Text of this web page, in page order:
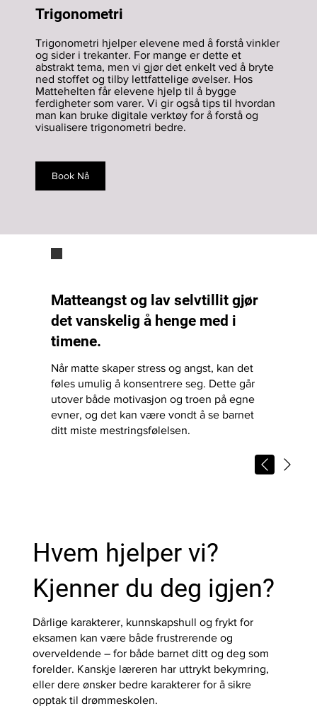
​Trigonometri
Trigonometri hjelper elevene med å forstå vinkler
og sider i trekanter. For mange er dette et
abstrakt tema, men vi gjør det enkelt ved å bryte
ned stoffet og tilby lettfattelige øvelser. Hos
Mattehelten får elevene hjelp til å bygge
ferdigheter som varer. Vi gir også tips til hvordan
man kan bruke digitale verktøy for å forstå og
visualisere trigonometri bedre.
Book Nå
Hvem hjelper vi?
Kjenner du deg igjen?
Dårlige karakterer, kunnskapshull og frykt for
eksamen kan være både frustrerende og
overveldende – for både barnet ditt og deg som
forelder. Kanskje læreren har uttrykt bekymring,
eller dere ønsker bedre karakterer for å sikre
opptak til drømmeskolen.
Matteangst og lav selvtillit gjør
det vanskelig å henge med i
timene.
Når matte skaper stress og angst, kan det
føles umulig å konsentrere seg. Dette går
utover både motivasjon og troen på egne
evner, og det kan være vondt å se barnet
ditt miste mestringsfølelsen.